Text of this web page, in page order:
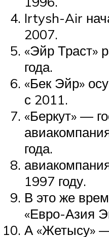
Irtysh-Air
2007.
«Эйр Траст»
года.
«Бек Эйр»
с 2011.
«Беркут» —
года.
1997 году.
В это же
«Евро-Азия
А «Жетысу»